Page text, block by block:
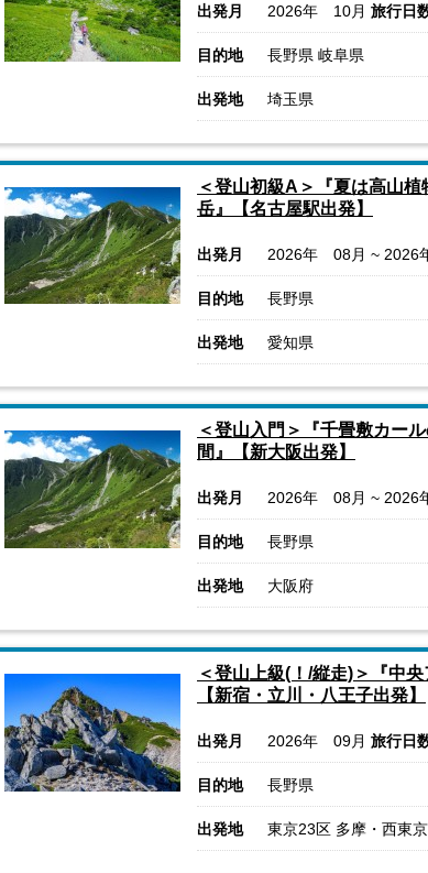
出発月 2026年 10月 旅行日
目的地 長野県 岐阜県
出発地 埼玉県
＜登山初級A＞『夏は高山
岳』【名古屋駅出発】
出発月 2026年 08月 ~ 2026
目的地 長野県
出発地 愛知県
＜登山入門＞『千畳敷カ
間』【新大阪出発】
出発月 2026年 08月 ~ 2026
目的地 長野県
出発地 大阪府
＜登山上級(！/縦走)＞『中
【新宿・立川・八王子出発】
出発月 2026年 09月 旅行日
目的地 長野県
出発地 東京23区 多摩・西東